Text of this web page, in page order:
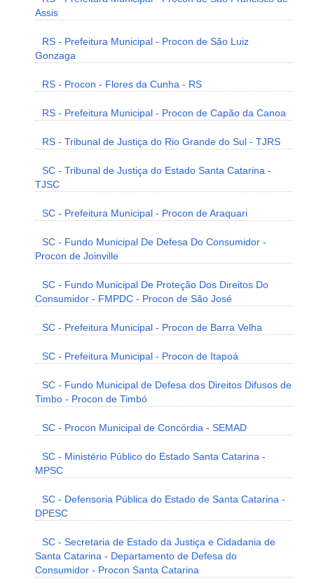
Assis
RS - Prefeitura Municipal - Procon de São Luiz
Gonzaga
RS - Procon - Flores da Cunha - RS
RS - Prefeitura Municipal - Procon de Capão da Canoa
RS - Tribunal de Justiça do Rio Grande do Sul - TJRS
SC - Tribunal de Justiça do Estado Santa Catarina -
TJSC
SC - Prefeitura Municipal - Procon de Araquari
SC - Fundo Municipal De Defesa Do Consumidor -
Procon de Joinville
SC - Fundo Municipal De Proteção Dos Direitos Do
Consumidor - FMPDC - Procon de São José
SC - Prefeitura Municipal - Procon de Barra Velha
SC - Prefeitura Municipal - Procon de Itapoá
SC - Fundo Municipal de Defesa dos Direitos Difusos de
Timbo - Procon de Timbó
SC - Procon Municipal de Concórdia - SEMAD
SC - Ministério Público do Estado Santa Catarina -
MPSC
SC - Defensoria Pública do Estado de Santa Catarina -
DPESC
SC - Secretaria de Estado da Justiça e Cidadania de
Santa Catarina - Departamento de Defesa do
Consumidor - Procon Santa Catarina